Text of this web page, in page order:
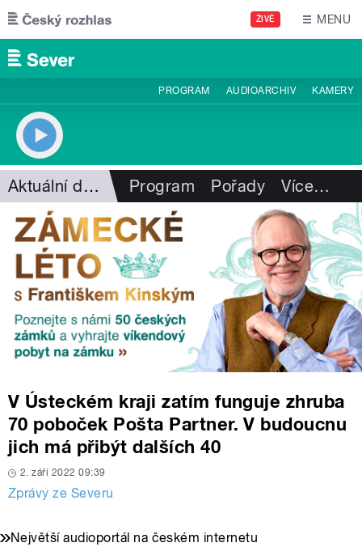
Přejít k hlavnímu obsahu
ŽIVĚ MENU
PROGRAM AUDIOARCHIV KAMERY
Aktuální dění Program Pořady Více…
V Ústeckém kraji zatím funguje zhruba
70 poboček Pošta Partner. V budoucnu
jich má přibýt dalších 40
2. září 2022 09:39
Zprávy ze Severu
Největší audioportál na českém internetu